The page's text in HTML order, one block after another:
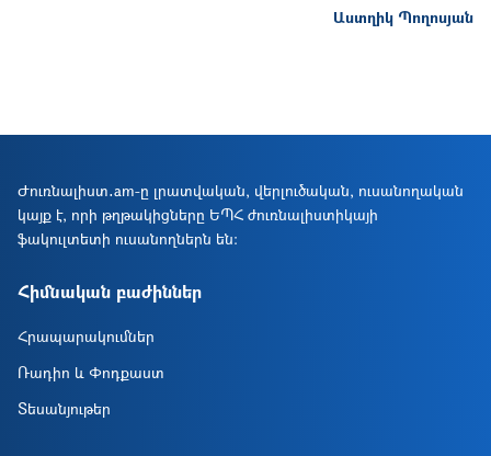
Աստղիկ Պողոսյան
Ժուռնալիստ․am-ը լրատվական, վերլուծական, ուսանողական
կայք է, որի թղթակիցները ԵՊՀ ժուռնալիստիկայի
ֆակուլտետի ուսանողներն են։
Հիմնական բաժիններ
Հրապարակումներ
Ռադիո և Փոդքաստ
Տեսանյութեր